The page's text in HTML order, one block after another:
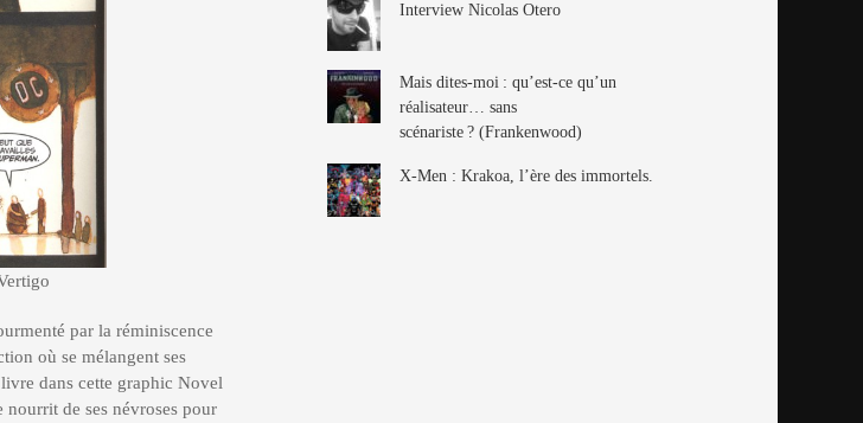
par la réminiscence
où se mélangent ses
dans cette graphic Novel
de ses névroses pour
Interview Nicolas Otero
Mais dites-moi : qu’est-ce qu’un
réalisateur… sans
scénariste ? (Frankenwood)
X-Men : Krakoa, l’ère des immortels.